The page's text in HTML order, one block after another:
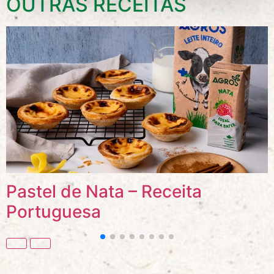
Pastel de Nata – Receita
Portuguesa